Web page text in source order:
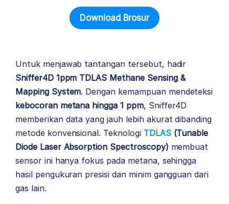
Download Brosur
Untuk menjawab tantangan tersebut, hadir
Sniffer4D 1ppm TDLAS Methane Sensing &
Mapping System. Dengan kemampuan mendeteksi
kebocoran metana hingga 1 ppm, Sniffer4D
memberikan data yang jauh lebih akurat dibanding
metode konvensional. Teknologi TDLAS(Tunable
Diode Laser Absorption Spectroscopy) membuat
sensor ini hanya fokus pada metana, sehingga
hasil pengukuran presisi dan minim gangguan dari
gas lain.